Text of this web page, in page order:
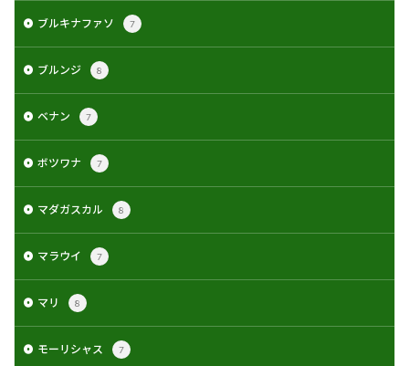
ブルキナファソ 7
ブルンジ 8
ベナン 7
ボツワナ 7
マダガスカル 8
マラウイ 7
マリ 8
モーリシャス 7